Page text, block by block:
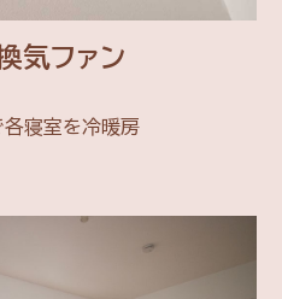
気ファン
各寝室を冷暖房